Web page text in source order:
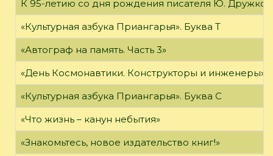
К 95-летию со дня рождения писателя Ю.
«Культурная азбука Приангарья». Буква Т
«Автограф на память. Часть 3»
«День Космонавтики. Конструкторы и инженеры»
«Культурная азбука Приангарья». Буква С
«Что жизнь – канун небытия»
«Знакомьтесь, новое издательство книг!»